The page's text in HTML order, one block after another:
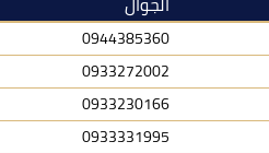
0944385360
0933272002
0933230166
0933331995